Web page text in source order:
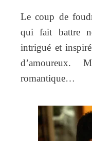
Le coup de
qui fait battre
intrigué et
d’amoureux.
romantique…